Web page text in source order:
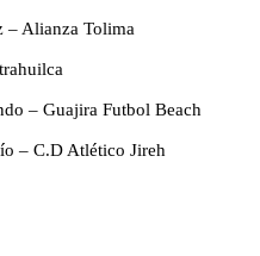
– Alianza Tolima
– Guajira Futbol Beach
– C.D Atlético Jireh